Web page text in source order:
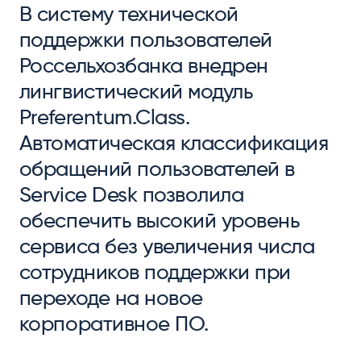
В систему технической
поддержки пользователей
Россельхозбанка внедрен
лингвистический модуль
Preferentum.Class.
Автоматическая классификация
обращений пользователей в
Service Desk позволила
обеспечить высокий уровень
сервиса без увеличения числа
сотрудников поддержки при
переходе на новое
корпоративное ПО.